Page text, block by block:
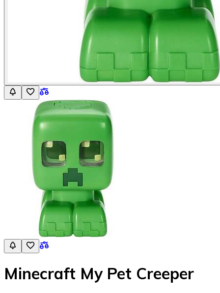
Minecraft My Pet Creeper